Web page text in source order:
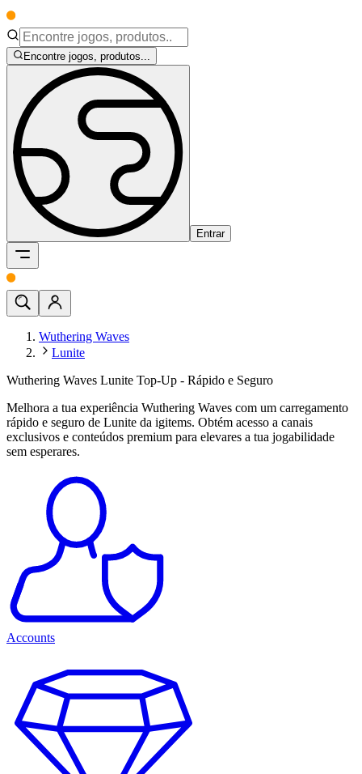
Encontre jogos, produtos...
Entrar
Wuthering Waves
Lunite
Wuthering Waves Lunite Top-Up - Rápido e Seguro
Melhora a tua experiência Wuthering Waves com um carregamento
rápido e seguro de Lunite da igitems. Obtém acesso a canais
exclusivos e conteúdos premium para elevares a tua jogabilidade
sem esperares.
Accounts